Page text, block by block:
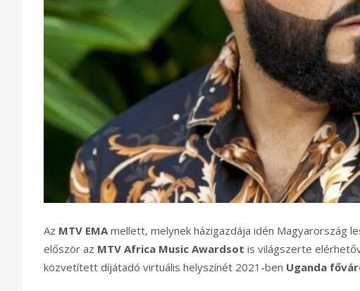
Az MTV EMA mellett, melynek házigazdája idén Magyarország
először az MTV Africa Music Awardsot is világszerte
közvetített díjátadó virtuális helyszínét 2021-ben Uganda